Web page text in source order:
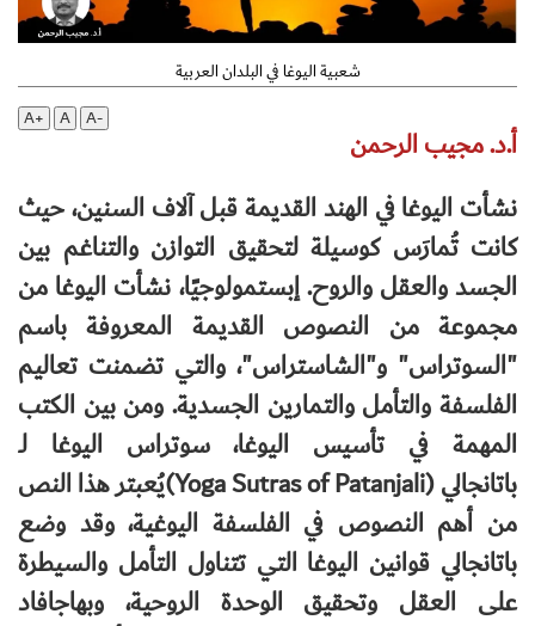
شعبية اليوغا في البلدان العربية
A+
A A-
أ.د. مجيب الرحمن
نشأت اليوغا في الهند القديمة قبل آلاف السنين، حيث
كانت تُمارَس كوسيلة لتحقيق التوازن والتناغم بين
الجسد والعقل والروح. إبستمولوجيًا، نشأت اليوغا من
مجموعة من النصوص القديمة المعروفة باسم
"السوتراس" و"الشاستراس"، والتي تضمنت تعاليم
الفلسفة والتأمل والتمارين الجسدية. ومن بين الكتب
المهمة في تأسيس اليوغا، سوتراس اليوغا لـ
باتانجالي(Yoga Sutras of Patanjali)يُعبتر هذا النص
من أهم النصوص في الفلسفة اليوغية، وقد وضع
باتانجالي قوانين اليوغا التي تتناول التأمل والسيطرة
على العقل وتحقيق الوحدة الروحية، وبهاجافاد